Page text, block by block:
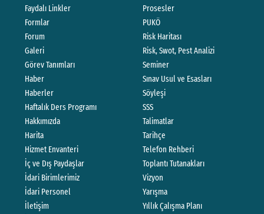
Faydalı Linkler
Formlar
Forum
Galeri
Görev Tanımları
Haber
Haberler
Haftalık Ders Programı
Hakkımızda
Harita
Hizmet Envanteri
İç ve Dış Paydaşlar
İdari Birimlerimiz
İdari Personel
İletişim
Prosesler
PUKÖ
Risk Haritası
Risk, Swot, Pest Analizi
Seminer
Sınav Usul ve Esasları
Söyleşi
SSS
Talimatlar
Tarihçe
Telefon Rehberi
Toplantı Tutanakları
Vizyon
Yarışma
Yıllık Çalışma Planı